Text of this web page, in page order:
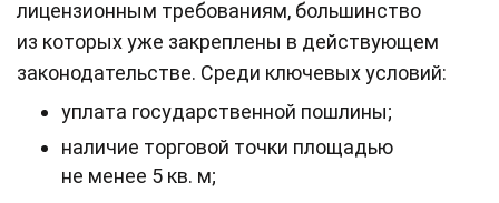
лицензионным требованиям, большинство
из которых уже закреплены в действующем
законодательстве. Среди ключевых условий:
уплата государственной пошлины;
наличие торговой точки площадью
не менее 5 кв. м;